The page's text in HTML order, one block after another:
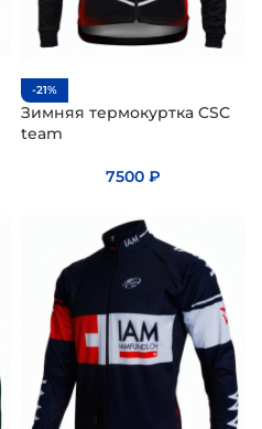
-21%
Зимняя термокуртка CSC
team
7500 ₽